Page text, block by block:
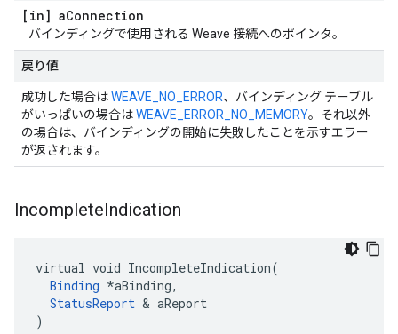
[in] aConnection
バインディングで使用される Weave 接続へのポインタ。
戻り値
成功した場合はWEAVE_NO_ERROR、バインディング テーブル
がいっぱいの場合はWEAVE_ERROR_NO_MEMORY。それ以外
の場合は、バインディングの開始に失敗したことを示すエラー
が返されます。
IncompleteIndication
virtual void IncompleteIndication(
Binding *aBinding,
StatusReport & aReport
)